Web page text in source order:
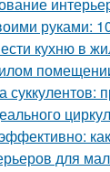
руками:
кухню в
суккулентов:
для